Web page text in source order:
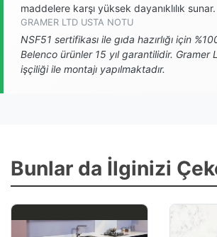
maddelere karşı yüksek dayanıklılık sunar.
GRAMER LTD USTA NOTU
NSF51 sertifikası ile gıda hazırlığı için
Belenco ürünler 15 yıl garantilidir. Gramer
işçiliği ile montajı yapılmaktadır.
Bunlar da İlginizi